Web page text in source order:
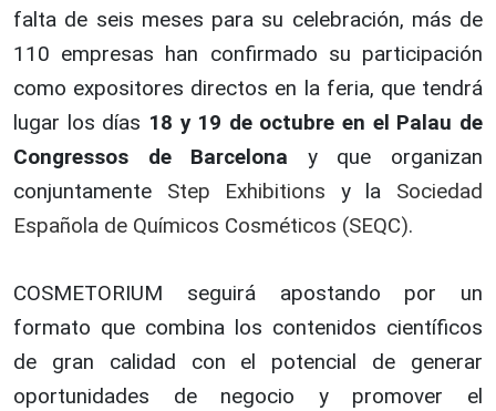
falta de seis meses para su celebración, más de
110 empresas han confirmado su participación
como expositores directos en la feria, que tendrá
lugar los días 18 y 19 de octubre en el Palau de
Congressos de Barcelona y que organizan
conjuntamente Step Exhibitions y la Sociedad
Española de Químicos Cosméticos (SEQC).
COSMETORIUM seguirá apostando por un
formato que combina los contenidos científicos
de gran calidad con el potencial de generar
oportunidades de negocio y promover el